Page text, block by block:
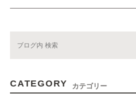
CATEGORY カテゴリー